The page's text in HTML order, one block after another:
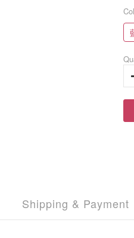
Shipping & Payment